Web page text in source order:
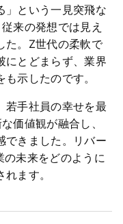
」という一見突飛な
来の発想では見え
た。Z世代の柔軟で
にとどまらず、業界
示したのです。
若手社員の幸せを最
価値観が融合し、
できました。リバー
の未来をどのように
ます。